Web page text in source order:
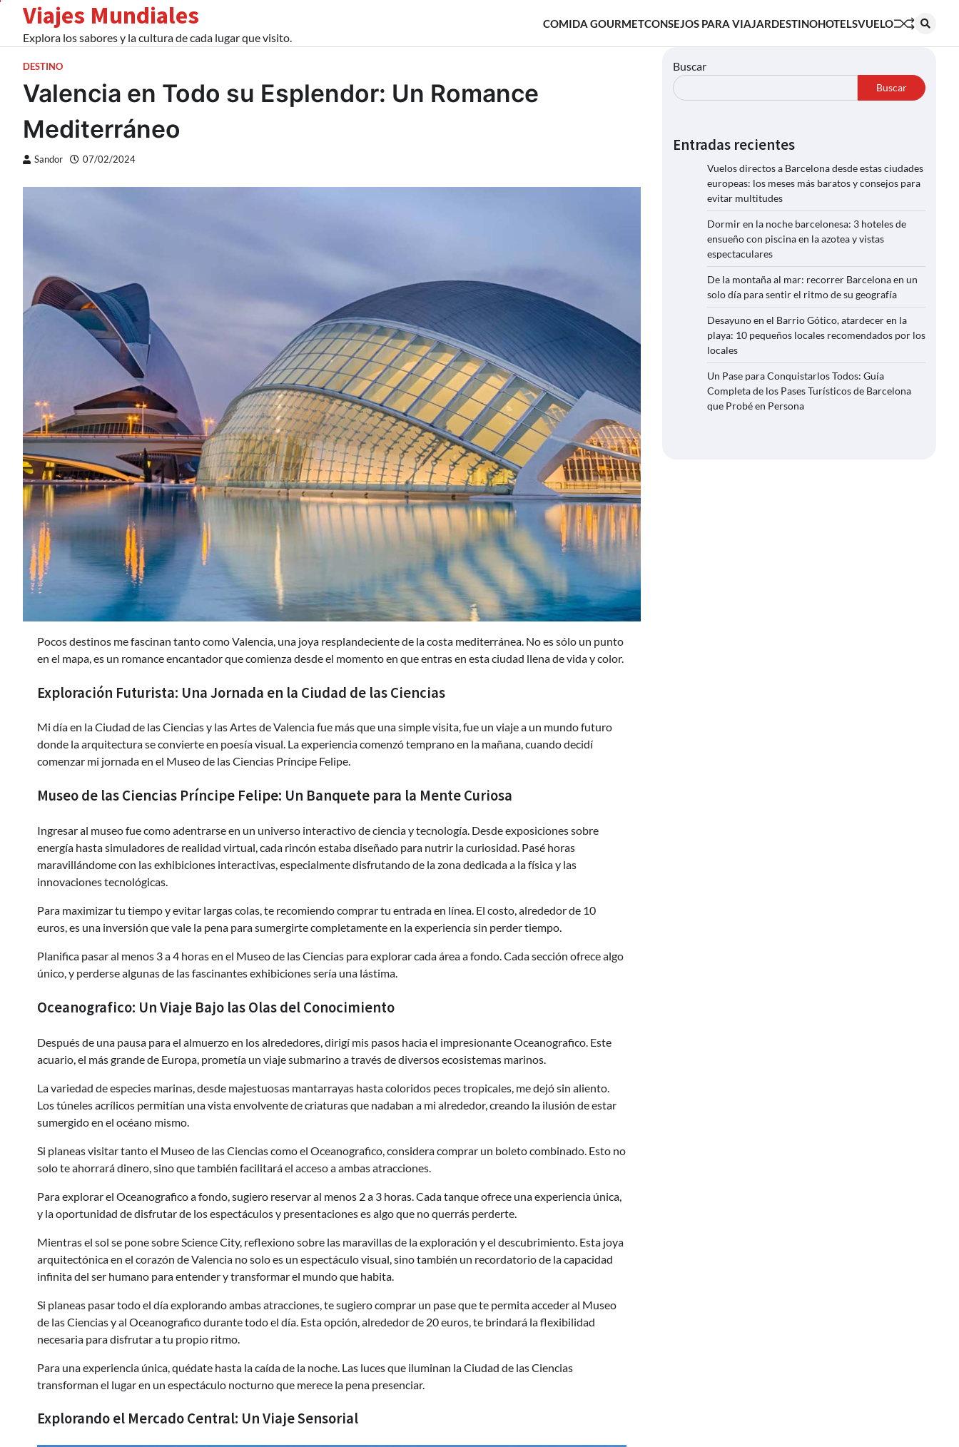
content
Viajes Mundiales
Explora los sabores y la cultura de cada lugar que visito.
COMIDA GOURMETCONSEJOS PARA VIAJARDESTINOHOTELSVUELO
DESTINO
Valencia en Todo su Esplendor: Un Romance
Mediterráneo
Sandor 07/02/2024
Pocos destinos me fascinan tanto como Valencia, una joya resplandeciente de la costa mediterránea. No es sólo un punto
en el mapa, es un romance encantador que comienza desde el momento en que entras en esta ciudad llena de vida y color.
Exploración Futurista: Una Jornada en la Ciudad de las Ciencias
Mi día en la Ciudad de las Ciencias y las Artes de Valencia fue más que una simple visita, fue un viaje a un mundo futuro
donde la arquitectura se convierte en poesía visual. La experiencia comenzó temprano en la mañana, cuando decidí
comenzar mi jornada en el Museo de las Ciencias Príncipe Felipe.
Museo de las Ciencias Príncipe Felipe: Un Banquete para la Mente Curiosa
Ingresar al museo fue como adentrarse en un universo interactivo de ciencia y tecnología. Desde exposiciones sobre
energía hasta simuladores de realidad virtual, cada rincón estaba diseñado para nutrir la curiosidad. Pasé horas
maravillándome con las exhibiciones interactivas, especialmente disfrutando de la zona dedicada a la física y las
innovaciones tecnológicas.
Para maximizar tu tiempo y evitar largas colas, te recomiendo comprar tu entrada en línea. El costo, alrededor de 10
euros, es una inversión que vale la pena para sumergirte completamente en la experiencia sin perder tiempo.
Planifica pasar al menos 3 a 4 horas en el Museo de las Ciencias para explorar cada área a fondo. Cada sección ofrece algo
único, y perderse algunas de las fascinantes exhibiciones sería una lástima.
Oceanografico: Un Viaje Bajo las Olas del Conocimiento
Después de una pausa para el almuerzo en los alrededores, dirigí mis pasos hacia el impresionante Oceanografico. Este
acuario, el más grande de Europa, prometía un viaje submarino a través de diversos ecosistemas marinos.
La variedad de especies marinas, desde majestuosas mantarrayas hasta coloridos peces tropicales, me dejó sin aliento.
Los túneles acrílicos permitían una vista envolvente de criaturas que nadaban a mi alrededor, creando la ilusión de estar
sumergido en el océano mismo.
Si planeas visitar tanto el Museo de las Ciencias como el Oceanografico, considera comprar un boleto combinado. Esto no
solo te ahorrará dinero, sino que también facilitará el acceso a ambas atracciones.
Para explorar el Oceanografico a fondo, sugiero reservar al menos 2 a 3 horas. Cada tanque ofrece una experiencia única,
y la oportunidad de disfrutar de los espectáculos y presentaciones es algo que no querrás perderte.
Mientras el sol se pone sobre Science City, reflexiono sobre las maravillas de la exploración y el descubrimiento. Esta joya
arquitectónica en el corazón de Valencia no solo es un espectáculo visual, sino también un recordatorio de la capacidad
infinita del ser humano para entender y transformar el mundo que habita.
Si planeas pasar todo el día explorando ambas atracciones, te sugiero comprar un pase que te permita acceder al Museo
de las Ciencias y al Oceanografico durante todo el día. Esta opción, alrededor de 20 euros, te brindará la flexibilidad
necesaria para disfrutar a tu propio ritmo.
Para una experiencia única, quédate hasta la caída de la noche. Las luces que iluminan la Ciudad de las Ciencias
transforman el lugar en un espectáculo nocturno que merece la pena presenciar.
Explorando el Mercado Central: Un Viaje Sensorial
Buscar
Buscar
Entradas recientes
Vuelos directos a Barcelona desde estas ciudades
europeas: los meses más baratos y consejos para
evitar multitudes
Dormir en la noche barcelonesa: 3 hoteles de
ensueño con piscina en la azotea y vistas
espectaculares
De la montaña al mar: recorrer Barcelona en un
solo día para sentir el ritmo de su geografía
Desayuno en el Barrio Gótico, atardecer en la
playa: 10 pequeños locales recomendados por los
locales
Un Pase para Conquistarlos Todos: Guía
Completa de los Pases Turísticos de Barcelona
que Probé en Persona